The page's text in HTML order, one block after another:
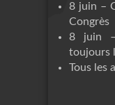
8 juin –
Congrès
8 juin
toujours
Tous les